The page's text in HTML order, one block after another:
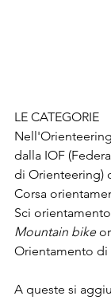
LE CATEGORIE
dalla IOF
di Orienteering)
Corsa
Sci
Mountain bike
Orientamento di
A queste si